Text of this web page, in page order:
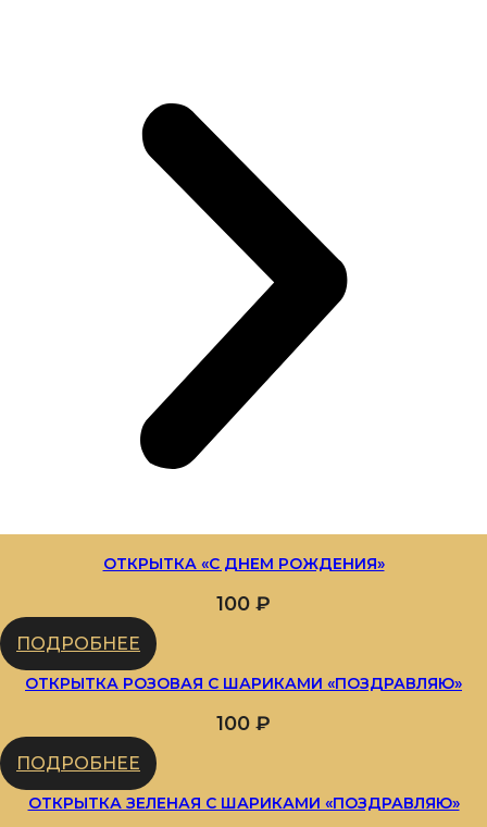
ОТКРЫТКА «С ДНЕМ РОЖДЕНИЯ»
100 ₽
ПОДРОБНЕЕ
ОТКРЫТКА РОЗОВАЯ С ШАРИКАМИ «ПОЗДРАВЛЯЮ»
100 ₽
ПОДРОБНЕЕ
ОТКРЫТКА ЗЕЛЕНАЯ С ШАРИКАМИ «ПОЗДРАВЛЯЮ»